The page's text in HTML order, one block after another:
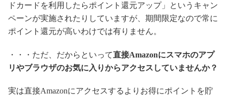
ドカードを利用したらポイント還元アップ」というキャン
ペーンが実施されたりしていますが、期間限定なので常に
ポイント還元が高いわけでは有りません。
・・・ただ、だからといって直接Amazonにスマホのアプ
リやブラウザのお気に入りからアクセスしていませんか？
実は直接Amazonにアクセスするよりお得にポイントを貯